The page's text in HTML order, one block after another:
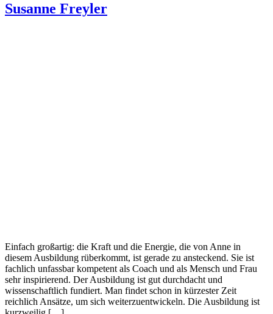
Susanne Freyler
Einfach großartig: die Kraft und die Energie, die von Anne in
diesem Ausbildung rüberkommt, ist gerade zu ansteckend. Sie ist
fachlich unfassbar kompetent als Coach und als Mensch und Frau
sehr inspirierend. Der Ausbildung ist gut durchdacht und
wissenschaftlich fundiert. Man findet schon in kürzester Zeit
reichlich Ansätze, um sich weiterzuentwickeln. Die Ausbildung ist